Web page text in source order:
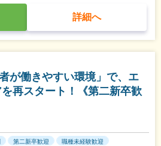
詳細へ
が働きやすい環境」で、エ
再スタート！《第二新卒歓
第二新卒歓迎
職種未経験歓迎